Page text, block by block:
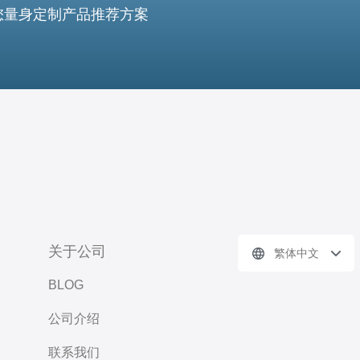
身定制产品推荐方案
关于公司
BLOG
公司介绍
联系我们
繁体中文